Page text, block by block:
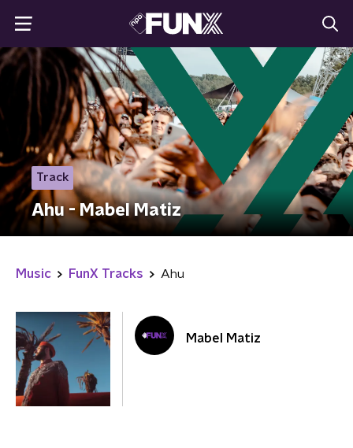
Track
Ahu - Mabel Matiz
Music FunX Tracks Ahu
Mabel Matiz